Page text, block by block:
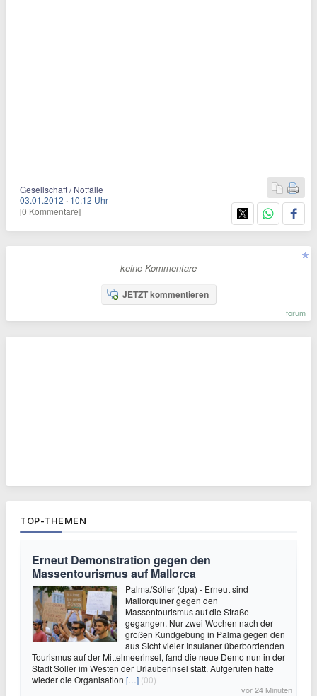
Gesellschaft / Notfälle
03.01.2012 · 10:12 Uhr
[0 Kommentare]
- keine Kommentare -
JETZT kommentieren
forum
TOP-THEMEN
Erneut Demonstration gegen den
Massentourismus auf Mallorca
Palma/Sóller (dpa) - Erneut sind
Mallorquiner gegen den
Massentourismus auf die Straße
gegangen. Nur zwei Wochen nach der
großen Kundgebung in Palma gegen den
aus Sicht vieler Insulaner überbordenden
Tourismus auf der Mittelmeerinsel, fand die neue Demo nun in der
Stadt Sóller im Westen der Urlauberinsel statt. Aufgerufen hatte
wieder die Organisation […] (00)
vor 24 Minuten